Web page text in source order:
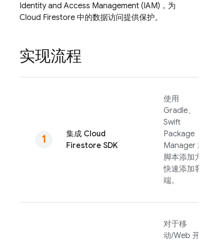
Identity and Access Management (IAM)，为
Cloud Firestore 中的数据访问提供保护。
实现流程
集成 Cloud
Firestore SDK
使用
Gradle、
Swift
Package
Manager 或
脚本添加方式
快速添加客户
端。
对于移
动/Web 开发